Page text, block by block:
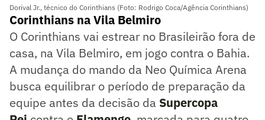
Dorival Jr., técnico do Corinthians (Foto: Rodrigo Coca/Agência Corinthians)
Corinthians na Vila Belmiro
O Corinthians vai estrear no Brasileirão fora de
casa, na Vila Belmiro, em jogo contra o Bahia.
A mudança do mando da Neo Química Arena
busca equilibrar o período de preparação da
equipe antes da decisão da Supercopa